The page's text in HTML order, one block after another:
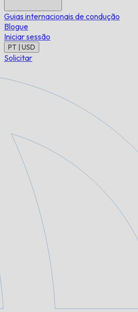
Guias internacionais de condução
Blogue
Iniciar sessão
PT | USD
Solicitar